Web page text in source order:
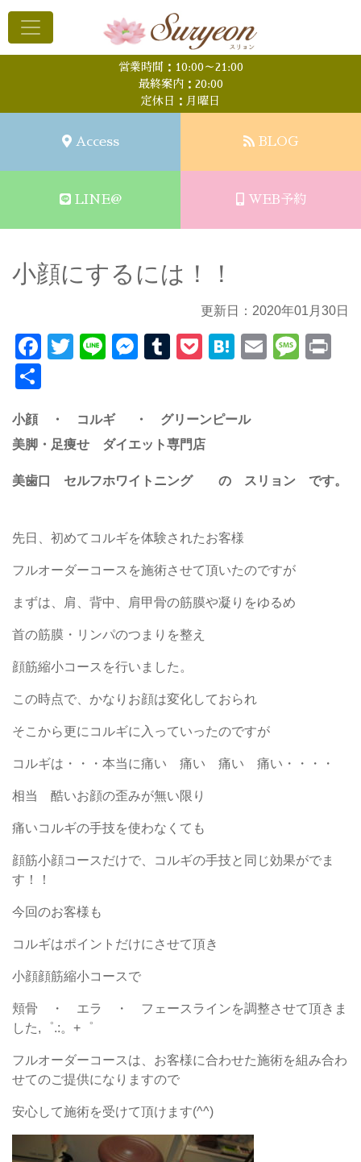
営業時間：10:00～21:00
最終案内：20:00
定休日：月曜日
Access BLOG
LINE@ WEB予約
小顔にするには！！
更新日：2020年01月30日
Facebook
TwitterLineMessenger
Tumblr
Pocket
Hatena
Email
小顔 ・ コルギ ・ グリーンピール
美脚・足痩せ ダイエット専門店
美歯口 セルフホワイトニング の スリョン です。
先日、初めてコルギを体験されたお客様
フルオーダーコースを施術させて頂いたのですが
まずは、肩、背中、肩甲骨の筋膜や凝りをゆるめ
首の筋膜・リンパのつまりを整え
顔筋縮小コースを行いました。
この時点で、かなりお顔は変化しておられ
そこから更にコルギに入っていったのですが
コルギは・・・本当に痛い 痛い 痛い 痛い・・・・
相当 酷いお顔の歪みが無い限り
痛いコルギの手技を使わなくても
顔筋小顔コースだけで、コルギの手技と同じ効果がでま
す！！
今回のお客様も
コルギはポイントだけにさせて頂き
小顔顔筋縮小コースで
頬骨 ・ エラ ・ フェースラインを調整させて頂きま
した,゜.:。+゜
フルオーダーコースは、お客様に合わせた施術を組み合わ
せてのご提供になりますので
安心して施術を受けて頂けます(^^)